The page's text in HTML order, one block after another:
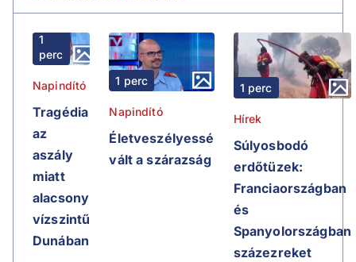
1
perc
Napindító
Tragédia
az
aszály
miatt
alacsony
vízszintű
Dunában
1 perc
Napindító
Életveszélyessé
vált a szárazság
1 perc
Hírek
Súlyosbodó
erdőtüzek:
Franciaországban
és
Spanyolországban
százezreket